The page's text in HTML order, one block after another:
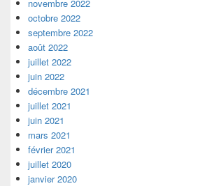
novembre 2022
octobre 2022
septembre 2022
août 2022
juillet 2022
juin 2022
décembre 2021
juillet 2021
juin 2021
mars 2021
février 2021
juillet 2020
janvier 2020